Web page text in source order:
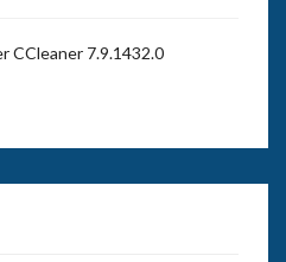
CCleaner 7.9.1432.0